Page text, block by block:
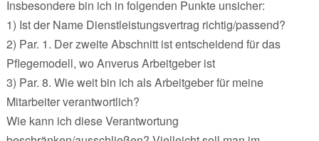
Insbesondere bin ich in folgenden Punkte unsicher:
1) Ist der Name Dienstleistungsvertrag richtig/passend?
2) Par. 1. Der zweite Abschnitt ist entscheidend für das
Pflegemodell, wo Anverus Arbeitgeber ist
3) Par. 8. Wie weit bin ich als Arbeitgeber für meine
Mitarbeiter verantwortlich?
Wie kann ich diese Verantwortung